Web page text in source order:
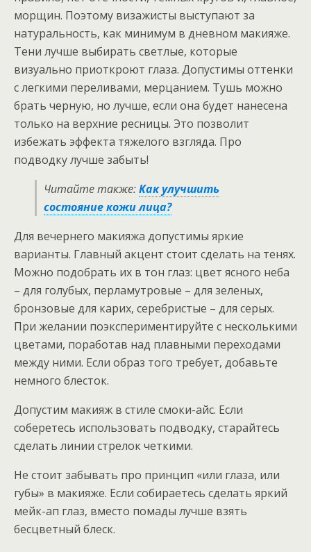
морщин. Поэтому визажисты выступают за
натуральность, как минимум в дневном макияже.
Тени лучше выбирать светлые, которые
визуально приоткроют глаза. Допустимы оттенки
с легкими переливами, мерцанием. Тушь можно
брать черную, но лучше, если она будет нанесена
только на верхние ресницы. Это позволит
избежать эффекта тяжелого взгляда. Про
подводку лучше забыть!
Читайте также:Как улучшить
состояние кожи лица?
Для вечернего макияжа допустимы яркие
варианты. Главный акцент стоит сделать на тенях.
Можно подобрать их в тон глаз: цвет ясного неба
– для голубых, перламутровые – для зеленых,
бронзовые ­для карих, серебристые – для серых.
При желании поэкспе­риментируйте с несколькими
цветами, поработав над плавными переходами
между ними. Если образ того требует, добавьте
немного блесток.
Допустим макияж в стиле смоки-айс. Если
соберетесь использовать подводку, старайтесь
сделать линии стрелок четкими.
Не стоит забывать про принцип «или глаза, или
губы» в макияже. Если собираетесь сделать яркий
мейк-ап глаз, вместо помады лучше взять
бесцветный блеск.